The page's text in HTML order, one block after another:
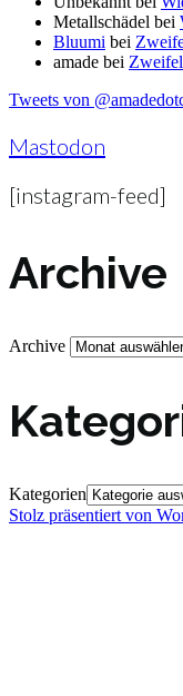
Metallschädel bei
Bluumi bei
amade bei
Tweets von
Mastodon
[instagram-feed]
Archive
Archive
Kategorien
Stolz präsentiert von